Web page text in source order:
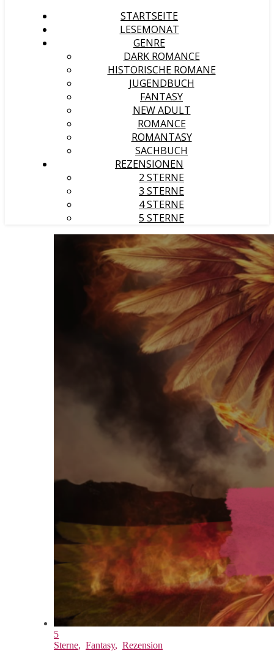
STARTSEITE
LESEMONAT
GENRE
DARK ROMANCE
HISTORISCHE ROMANE
JUGENDBUCH
FANTASY
NEW ADULT
ROMANCE
ROMANTASY
SACHBUCH
REZENSIONEN
2 STERNE
3 STERNE
4 STERNE
5 STERNE
5
Sterne, Fantasy, Rezension